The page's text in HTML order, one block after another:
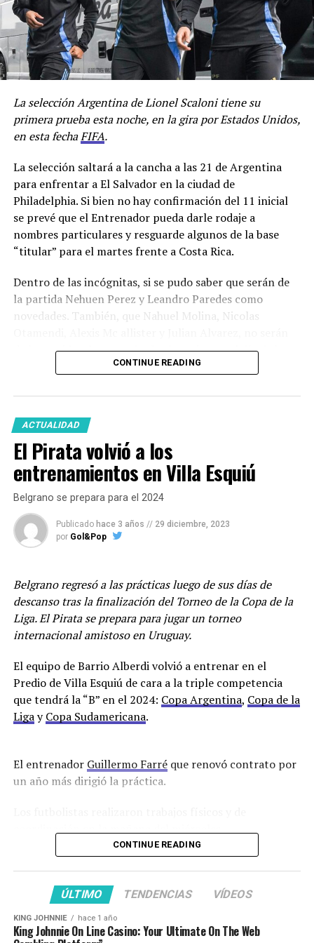
En cuanto al mercado de pases que ya abrió el pasado
sábado, está próximamente a llegar un delantero
proveniente de Sarmiento de Junín, Lautaro Cerato de
23 años, que solamente jugó 24 minutos y su pase
pertenece a Liners de Bahía Blanca.
Para el partido ante el puntero el club comunicó a los
socios que deberán tener la cuota de junio paga para
poder ingresar al Sancho.
Por Lisandro Uribe Echevarria
Facebook
Twitter
WhatsApp
Messenger
GmailShare
La selección Argentina de Lionel Scaloni tiene su
primera prueba esta noche, en la gira por Estados Unidos,
en esta fechaFIFA.
La selección saltará a la cancha a las 21 de Argentina
para enfrentar a El Salvador en la ciudad de
Philadelphia. Si bien no hay confirmación del 11 inicial
se prevé que el Entrenador pueda darle rodaje a
nombres particulares y resguarde algunos de la base
“titular” para el martes frente a Costa Rica.
Dentro de las incógnitas, si se pudo saber que serán de
la partida Nehuen Perez y Leandro Paredes como
novedades. También, que Nahuel Molina, Nicolas
de la partida, al menos desde el comienzo, el día de hoy.
cualquiera de nuestras plataformas.
Facebook
Twitter
WhatsApp
Messenger
Gmail
Share
CONTINUE READING
ACTUALIDAD
El Pirata volvió a los
entrenamientos en Villa Esquiú
Belgrano se prepara para el 2024
Publicado hace 3 años // 29 diciembre, 2023
por Gol&Pop
Belgrano regresó a las prácticas luego de sus días de
descanso tras la finalización del Torneo de la Copa de la
Liga. El Pirata se prepara para jugar un torneo
internacional amistoso en Uruguay.
El equipo de Barrio Alberdi volvió a entrenar en el
Predio de Villa Esquiú de cara a la triple competencia
que tendrá la “B” en el 2024: Copa Argentina, Copa de la
LigayCopa Sudamericana.
El entrenador Guillermo Farréque renovó contrato por
un año más dirigió la práctica.
Los ausentes que finalizaron sus contratos fueron
Francisco Oliver, Lucas Diarte, Andrés Amaya, Diego
Novaretti y el defensor Erik Godoy que no renovará con
CONTINUE READING
ÚLTIMO TENDENCIAS VÍDEOS
KING JOHNNIE hace 1 año
King Johnnie On Line Casino: Your Ultimate On The Web